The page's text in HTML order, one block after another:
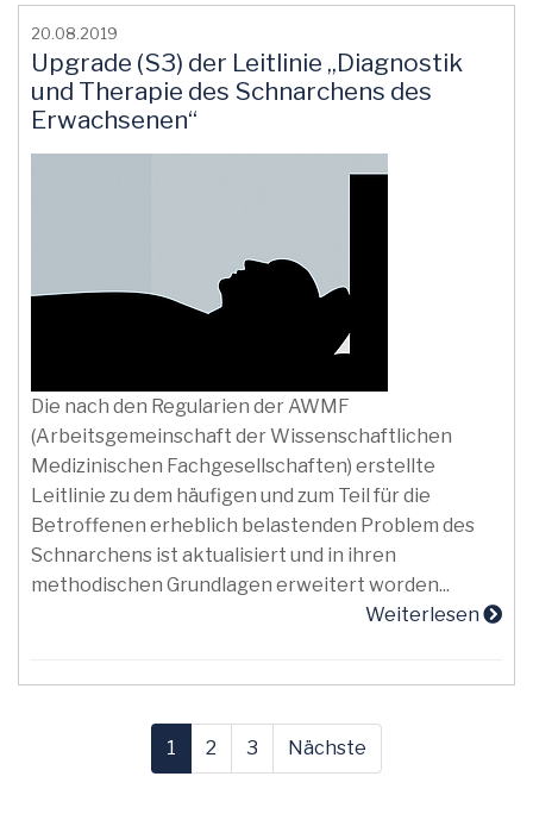
20.08.2019
Upgrade (S3) der Leitlinie „Diagnostik
und Therapie des Schnarchens des
Erwachsenen“
Die nach den Regularien der AWMF
(Arbeitsgemeinschaft der Wissenschaftlichen
Medizinischen Fachgesellschaften) erstellte
Leitlinie zu dem häufigen und zum Teil für die
Betroffenen erheblich belastenden Problem des
Schnarchens ist aktualisiert und in ihren
methodischen Grundlagen erweitert worden...
Weiterlesen
1 2 3 Nächste